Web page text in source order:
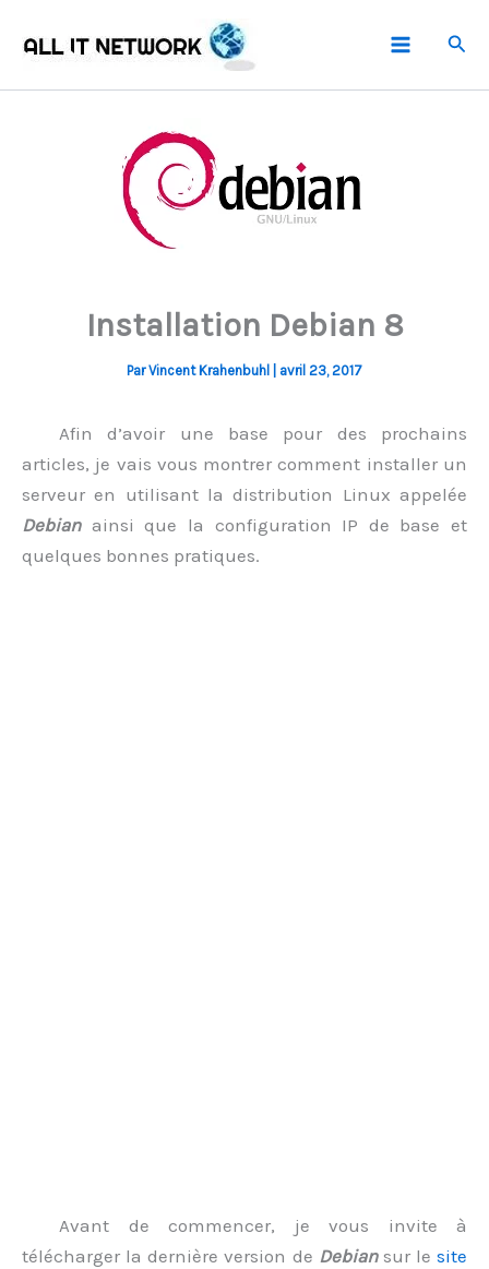
Installation Debian 8
ParVincent Krahenbuhl avril 23, 2017
Afin d’avoir une base pour des prochains
articles, je vais vous montrer comment installer un
serveur en utilisant la distribution Linux appelée
Debianainsi que la configuration IP de base et
quelques bonnes pratiques.
Avant de commencer, je vous invite à
télécharger la dernière version de Debiansur le site